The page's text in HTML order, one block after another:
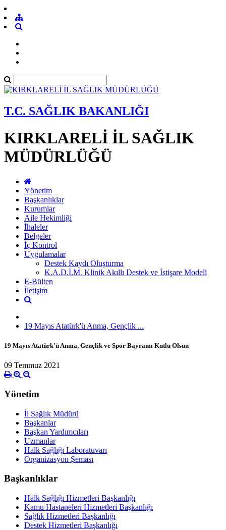
T.C. SAĞLIK BAKANLIĞI
KIRKLARELİ İL SAĞLIK
MÜDÜRLÜĞÜ
Yönetim
Başkanlıklar
Kurumlar
Aile Hekimliği
İhaleler
Belgeler
İç Kontrol
Uygulamalar
Destek Kaydı Oluşturma
K.A.D.İ.M. Klinik Akıllı Destek ve İstişare Modeli
E-Bülten
İletişim
19 Mayıs Atatürk'ü Anma, Gençlik ...
19 Mayıs Atatürk'ü Anma, Gençlik ve Spor Bayramı Kutlu Olsun
09 Temmuz 2021
Yönetim
İl Sağlık Müdürü
Başkanlar
Başkan Yardımcıları
Uzmanlar
Halk Sağlığı Laboratuvarı
Organizasyon Şeması
Başkanlıklar
Halk Sağlığı Hizmetleri Başkanlığı
Kamu Hastaneleri Hizmetleri Başkanlığı
Sağlık Hizmetleri Başkanlığı
Destek Hizmetleri Başkanlığı